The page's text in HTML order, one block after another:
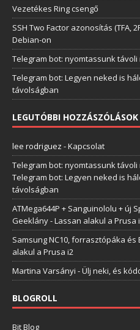
Vezetékes Ring csengő
SSH Two Factor azonosítás (TFA,
Debian-on
Telegram bot: nyomtassunk
Telegram bot: Legyen neked is
távolságban
LEGUTÓBBI HOZZÁSZÓLÁSOK
lee rodriguez -Kapcsolat
Telegram bot: nyomtassunk
Telegram bot: Legyen neked is
távolságban
ATMega644P + Sanguinololu + új
Geeklány-Lassan alakul a Prusa
Samsung NC10, forrasztópáka
alakul a Prusa i2
Martina Varsányi -Ülj neki, és
BLOGROLL
Bit Blog